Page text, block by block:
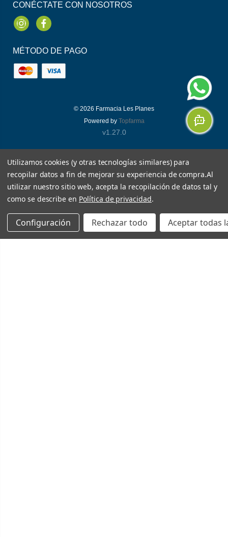
CONÉCTATE CON NOSOTROS
InstagramFacebook
MÉTODO DE PAGO
© 2026 Farmacia Les Planes
Powered by Topfarma
v1.27.0
Utilizamos cookies (y otras tecnologías similares) para
recopilar datos a fin de mejorar su experiencia de compra.Al
utilizar nuestro sitio web, acepta la recopilación de datos tal y
como se describe en Política de privacidad.
Configuración Rechazar todo Aceptar todas